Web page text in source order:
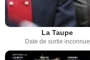
La Taupe
Date de sortie inconnue